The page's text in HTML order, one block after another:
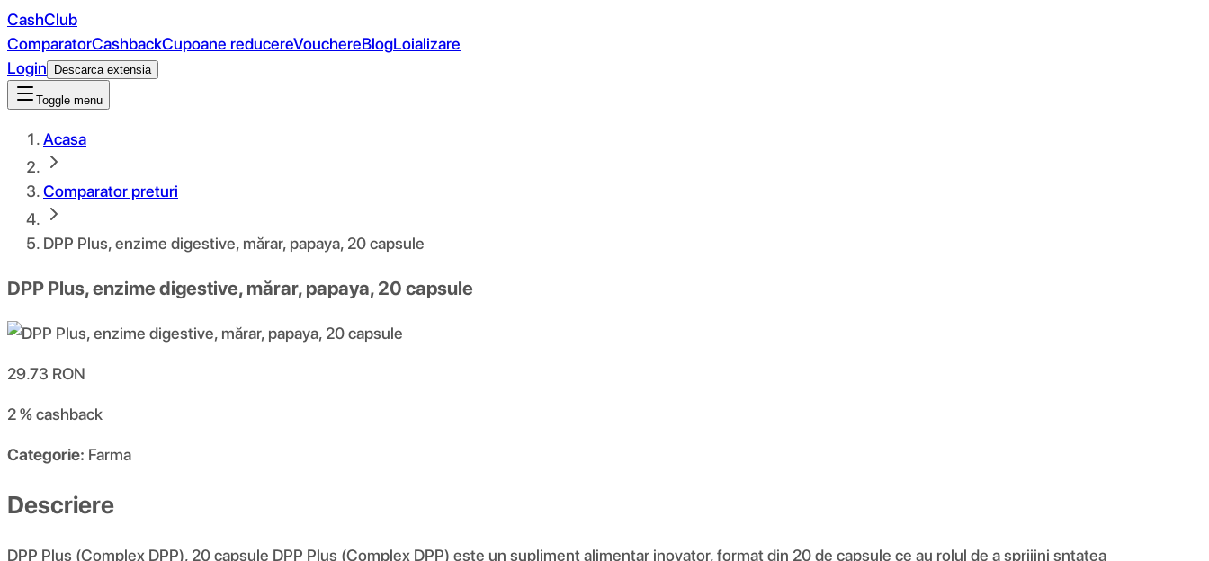
CashClub
ComparatorCashbackCupoane reducereVouchereBlogLoializare
Login
Descarca extensia
Toggle menu
Acasa
Comparator preturi
DPP Plus, enzime digestive, mărar, papaya, 20 capsule
DPP Plus, enzime digestive, mărar, papaya, 20 capsule
29.73 RON
2 %cashback
Categorie: Farma
Descriere
DPP Plus (Complex DPP), 20 capsule DPP Plus (Complex DPP) este un supliment alimentar inovator, format din 20 de capsule ce au rolul de a sprijini sntatea